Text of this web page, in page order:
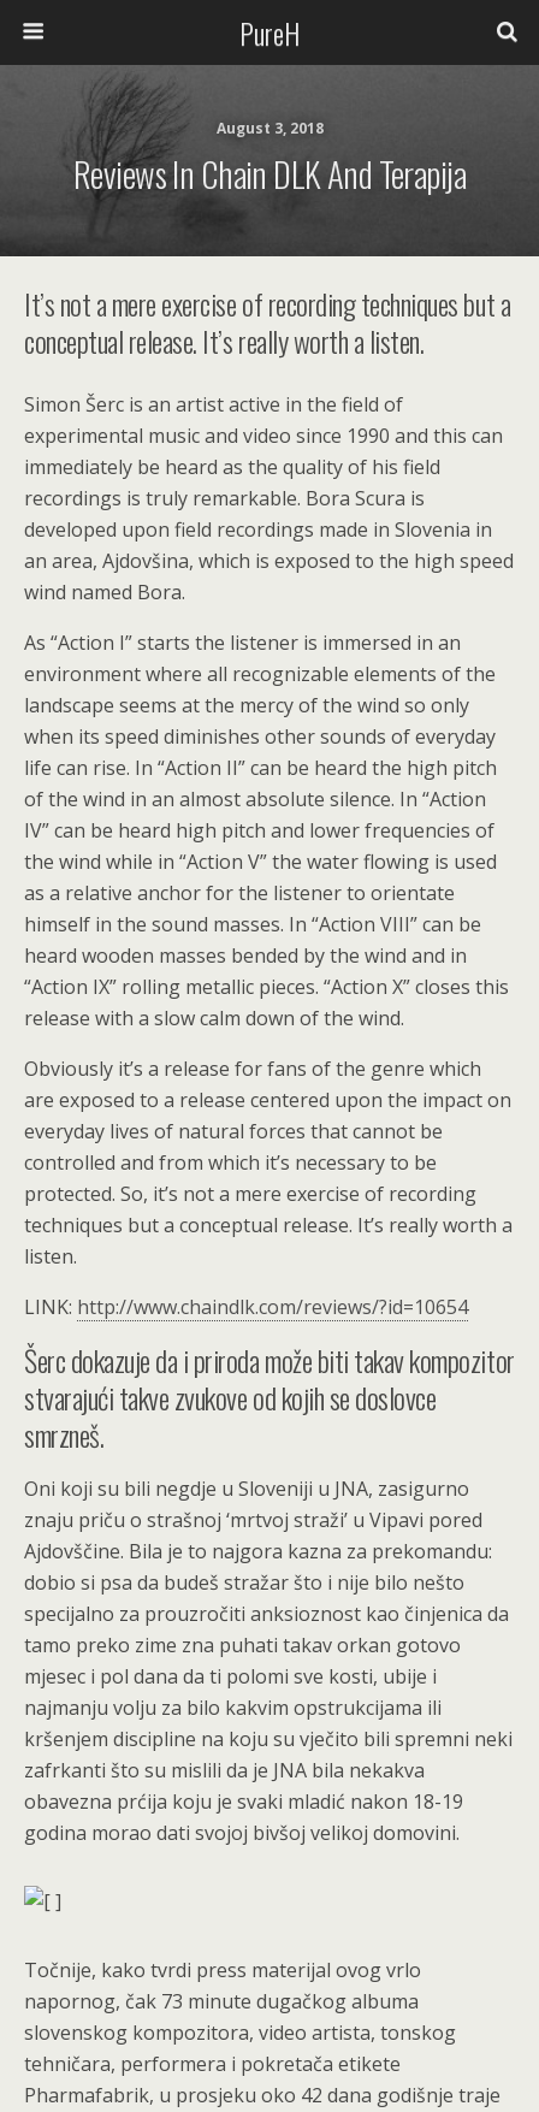
PureH
August 3, 2018
Reviews In Chain DLK And Terapija
It’s not a mere exercise of recording techniques but a
conceptual release. It’s really worth a listen.
Simon Šerc is an artist active in the field of
experimental music and video since 1990 and this can
immediately be heard as the quality of his field
recordings is truly remarkable. Bora Scura is
developed upon field recordings made in Slovenia in
an area, Ajdovšina, which is exposed to the high speed
wind named Bora.
As “Action I” starts the listener is immersed in an
environment where all recognizable elements of the
landscape seems at the mercy of the wind so only
when its speed diminishes other sounds of everyday
life can rise. In “Action II” can be heard the high pitch
of the wind in an almost absolute silence. In “Action
IV” can be heard high pitch and lower frequencies of
the wind while in “Action V” the water flowing is used
as a relative anchor for the listener to orientate
himself in the sound masses. In “Action VIII” can be
heard wooden masses bended by the wind and in
“Action IX” rolling metallic pieces. “Action X” closes this
release with a slow calm down of the wind.
Obviously it’s a release for fans of the genre which
are exposed to a release centered upon the impact on
everyday lives of natural forces that cannot be
controlled and from which it’s necessary to be
protected. So, it’s not a mere exercise of recording
techniques but a conceptual release. It’s really worth a
listen.
LINK: http://www.chaindlk.com/reviews/?id=10654
Šerc dokazuje da i priroda može biti takav kompozitor
stvarajući takve zvukove od kojih se doslovce
smrzneš.
Oni koji su bili negdje u Sloveniji u JNA, zasigurno
znaju priču o strašnoj ‘mrtvoj straži’ u Vipavi pored
Ajdovščine. Bila je to najgora kazna za prekomandu:
dobio si psa da budeš stražar što i nije bilo nešto
specijalno za prouzročiti anksioznost kao činjenica da
tamo preko zime zna puhati takav orkan gotovo
mjesec i pol dana da ti polomi sve kosti, ubije i
najmanju volju za bilo kakvim opstrukcijama ili
kršenjem discipline na koju su vječito bili spremni neki
zafrkanti što su mislili da je JNA bila nekakva
obavezna prćija koju je svaki mladić nakon 18-19
godina morao dati svojoj bivšoj velikoj domovini.
Točnije, kako tvrdi press materijal ovog vrlo
napornog, čak 73 minute dugačkog albuma
slovenskog kompozitora, video artista, tonskog
tehničara, performera i pokretača etikete
Pharmafabrik, u prosjeku oko 42 dana godišnje traje